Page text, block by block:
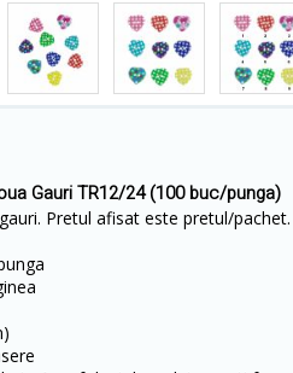
Gauri TR12/24 (100 buc/punga)
Pretul afisat este pretul/pachet.